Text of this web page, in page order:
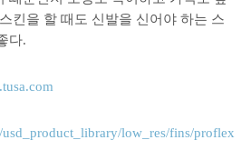
킨을 할 때도 신발을 신어야 하는 스
다.
low_res/fins/proflex